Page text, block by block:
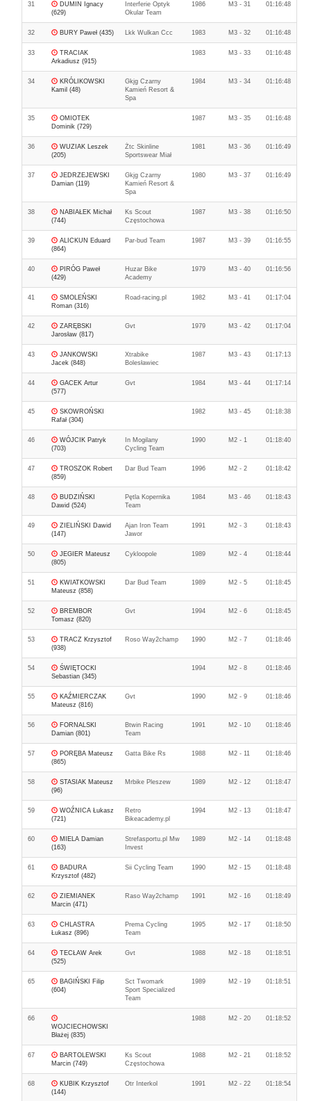
31
DUMIN Ignacy
(629)
Interferie Optyk
Okular Team
1986 M3 - 31 01:16:48
32 BURY Paweł (435) Lkk Wulkan Ccc 1983 M3 - 32 01:16:48
33
TRACIAK
Arkadiusz (915)
1983 M3 - 33 01:16:48
34
KRÓLIKOWSKI
Kamil (48)
Gkjg Czarny
Kamień Resort &
Spa
1984 M3 - 34 01:16:48
35
OMIOTEK
Dominik (729)
1987 M3 - 35 01:16:48
36
WUZIAK Leszek
(205)
Żtc Skinline
Sportswear Miał
1981 M3 - 36 01:16:49
37
JEDRZEJEWSKI
Damian (119)
Gkjg Czarny
Kamień Resort &
Spa
1980 M3 - 37 01:16:49
38
NABIAŁEK Michał
(744)
Ks Scout
Częstochowa
1987 M3 - 38 01:16:50
39
ALICKUN Eduard
(864)
Par-bud Team 1987 M3 - 39 01:16:55
40
PIRÓG Paweł
(429)
Huzar Bike
Academy
1979 M3 - 40 01:16:56
41
SMOLEŃSKI
Roman (316)
Road-racing.pl 1982 M3 - 41 01:17:04
42
ZARĘBSKI
Jarosław (817)
Gvt 1979 M3 - 42 01:17:04
43
JANKOWSKI
Jacek (848)
Xtrabike
Bolesławiec
1987 M3 - 43 01:17:13
44
GACEK Artur
(577)
Gvt 1984 M3 - 44 01:17:14
45
SKOWROŃSKI
Rafał (304)
1982 M3 - 45 01:18:38
46
WÓJCIK Patryk
(703)
In Mogilany
Cycling Team
1990 M2 - 1 01:18:40
47
TROSZOK Robert
(859)
Dar Bud Team 1996 M2 - 2 01:18:42
48
BUDZIŃSKI
Dawid (524)
Pętla Kopernika
Team
1984 M3 - 46 01:18:43
49
ZIELIŃSKI Dawid
(147)
Ajan Iron Team
Jawor
1991 M2 - 3 01:18:43
50
JEGIER Mateusz
(805)
Cykloopole 1989 M2 - 4 01:18:44
51
KWIATKOWSKI
Mateusz (858)
Dar Bud Team 1989 M2 - 5 01:18:45
52
BREMBOR
Tomasz (820)
Gvt 1994 M2 - 6 01:18:45
53
TRACZ Krzysztof
(938)
Roso Way2champ 1990 M2 - 7 01:18:46
54
ŚWIĘTOCKI
Sebastian (345)
1994 M2 - 8 01:18:46
55
KAŹMIERCZAK
Mateusz (816)
Gvt 1990 M2 - 9 01:18:46
56
FORNALSKI
Damian (801)
Btwin Racing
Team
1991 M2 - 10 01:18:46
57
PORĘBA Mateusz
(865)
Gatta Bike Rs 1988 M2 - 11 01:18:46
58
STASIAK Mateusz
(96)
Mrbike Pleszew 1989 M2 - 12 01:18:47
59
WOŹNICA Łukasz
(721)
Retro
Bikeacademy.pl
1994 M2 - 13 01:18:47
60
MIELA Damian
(163)
Strefasportu.pl Mw
Invest
1989 M2 - 14 01:18:48
61
BADURA
Krzysztof (482)
Sii Cycling Team 1990 M2 - 15 01:18:48
62
ZIEMIANEK
Marcin (471)
Raso Way2champ 1991 M2 - 16 01:18:49
63
CHLASTRA
Łukasz (896)
Prema Cycling
Team
1995 M2 - 17 01:18:50
64
TECŁAW Arek
(525)
Gvt 1988 M2 - 18 01:18:51
65
BAGIŃSKI Filip
(604)
Sct Twomark
Sport Specialized
Team
1989 M2 - 19 01:18:51
66
WOJCIECHOWSKI
Błażej (835)
1988 M2 - 20 01:18:52
67
BARTOLEWSKI
Marcin (749)
Ks Scout
Częstochowa
1988 M2 - 21 01:18:52
68
KUBIK Krzysztof
(144)
Otr Interkol 1991 M2 - 22 01:18:54